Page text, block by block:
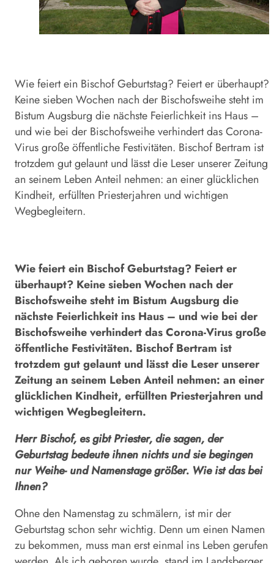
Wie feiert ein Bischof Geburtstag? Feiert er überhaupt?
Keine sieben Wochen nach der Bischofsweihe steht im
Bistum Augsburg die nächste Feierlichkeit ins Haus –
und wie bei der Bischofsweihe verhindert das Corona-
Virus große öffentliche Festivitäten. Bischof Bertram ist
trotzdem gut gelaunt und lässt die Leser unserer Zeitung
an seinem Leben Anteil nehmen: an einer glücklichen
Kindheit, erfüllten Priesterjahren und wichtigen
Wegbegleitern.
Wie feiert ein Bischof Geburtstag? Feiert er
überhaupt? Keine sieben Wochen nach der
Bischofsweihe steht im Bistum Augsburg die
nächste Feierlichkeit ins Haus – und wie bei der
Bischofsweihe verhindert das Corona-Virus große
öffentliche Festivitäten. Bischof Bertram ist
trotzdem gut gelaunt und lässt die Leser unserer
Zeitung an seinem Leben Anteil nehmen: an einer
glücklichen Kindheit, erfüllten Priesterjahren und
wichtigen Wegbegleitern.
Herr Bischof, es gibt Priester, die sagen, der
Geburtstag bedeute ihnen nichts und sie begingen
nur Weihe- und Namenstage größer. Wie ist das bei
Ihnen?
Ohne den Namenstag zu schmälern, ist mir der
Geburtstag schon sehr wichtig. Denn um einen Namen
zu bekommen, muss man erst einmal ins Leben gerufen